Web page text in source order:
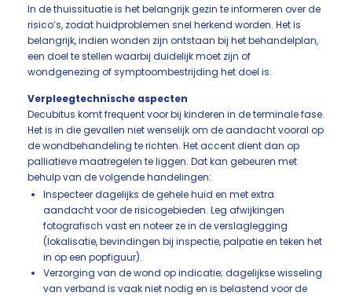
In de thuissituatie is het belangrijk gezin te informeren over de
risico’s, zodat huidproblemen snel herkend worden. Het is
belangrijk, indien wonden zijn ontstaan bij het behandelplan,
een doel te stellen waarbij duidelijk moet zijn of
wondgenezing of symptoombestrijding het doel is.
Verpleegtechnische aspecten
Decubitus komt frequent voor bij kinderen in de terminale fase.
Het is in die gevallen niet wenselijk om de aandacht vooral op
de wondbehandeling te richten. Het accent dient dan op
palliatieve maatregelen te liggen. Dat kan gebeuren met
behulp van de volgende handelingen:
Inspecteer dagelijks de gehele huid en met extra
aandacht voor de risicogebieden. Leg afwijkingen
fotografisch vast en noteer ze in de verslaglegging
(lokalisatie, bevindingen bij inspectie, palpatie en teken het
in op een popfiguur).
Verzorging van de wond op indicatie; dagelijkse wisseling
van verband is vaak niet nodig en is belastend voor de